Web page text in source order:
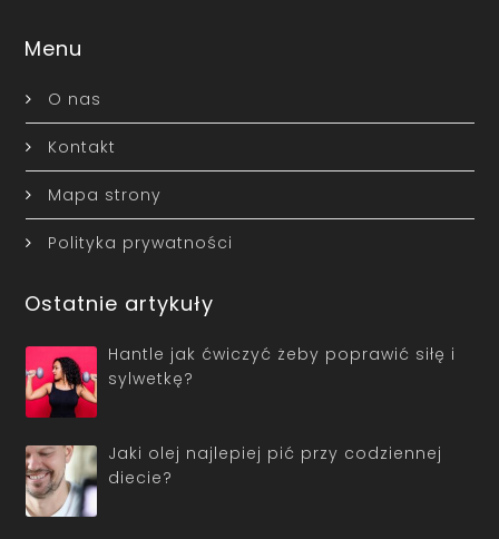
Menu
O nas
Kontakt
Mapa strony
Polityka prywatności
Ostatnie artykuły
Hantle jak ćwiczyć żeby poprawić siłę i
sylwetkę?
Jaki olej najlepiej pić przy codziennej
diecie?